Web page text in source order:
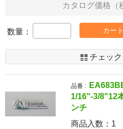
カタログ価格（
数量： カート
チェック
品番 :
1/16"-3/8"12
ンチ
商品入数： 1